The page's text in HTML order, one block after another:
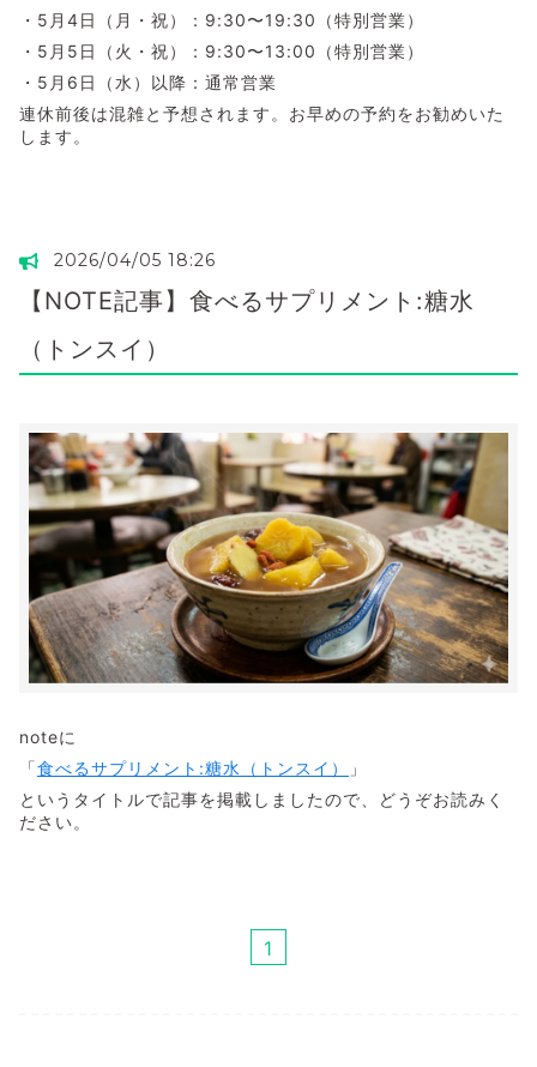
・5月4日（月・祝）：9:30〜19:30（特別営業）
・5月5日（火・祝）：9:30〜13:00（特別営業）
・5月6日（水）以降：通常営業
連休前後は混雑と予想されます。お早めの予約をお勧めいた
します。
2026/04/05 18:26
【NOTE記事】食べるサプリメント:糖水
（トンスイ）
noteに
「食べるサプリメント:糖水（トンスイ）
」
というタイトルで記事を掲載しましたので、どうぞお読みく
ださい。
1